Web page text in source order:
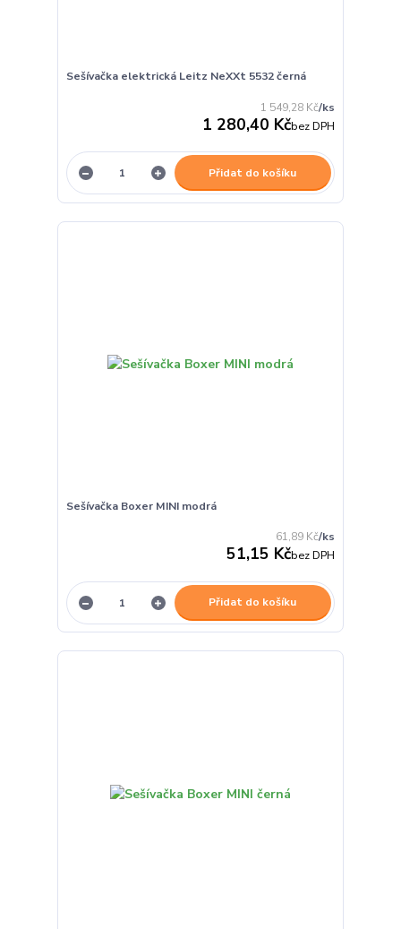
Sešívačka elektrická Leitz NeXXt 5532 černá
1 549,28 Kč/ks
1 280,40 Kčbez DPH
Přidat do košíku
Sešívačka Boxer MINI modrá
61,89 Kč/ks
51,15 Kčbez DPH
Přidat do košíku